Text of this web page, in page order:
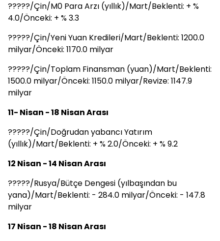
?????/Çin/M0 Para Arzı (yıllık)/Mart/Beklenti: + %
4.0/Önceki: + % 3.3
?????/Çin/Yeni Yuan Kredileri/Mart/Beklenti: 1200.0
milyar/Önceki: 1170.0 milyar
?????/Çin/Toplam Finansman (yuan)/Mart/Beklenti:
1500.0 milyar/Önceki: 1150.0 milyar/Revize: 1147.9
milyar
11- Nisan - 18 Nisan Arası
?????/Çin/Doğrudan yabancı Yatırım
(yıllık)/Mart/Beklenti: + % 2.0/Önceki: + % 9.2
12 Nisan - 14 Nisan Arası
?????/Rusya/Bütçe Dengesi (yılbaşından bu
yana)/Mart/Beklenti: - 284.0 milyar/Önceki: - 147.8
milyar
17 Nisan - 18 Nisan Arası